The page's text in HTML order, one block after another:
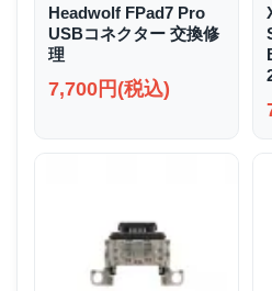
Headwolf FPad7 Pro
USBコネクター 交換修
理
7,700円(税込)